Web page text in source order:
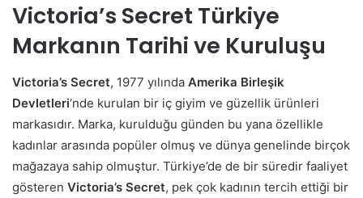
Victoria’s Secret Türkiye
Markanın Tarihi ve Kuruluşu
Victoria’s Secret, 1977 yılında Amerika Birleşik
Devletleri‘nde kurulan bir iç giyim ve güzellik ürünleri
markasıdır. Marka, kurulduğu günden bu yana özellikle
kadınlar arasında popüler olmuş ve dünya genelinde birçok
mağazaya sahip olmuştur. Türkiye’de de bir süredir faaliyet
gösteren Victoria’s Secret, pek çok kadının tercih ettiği bir